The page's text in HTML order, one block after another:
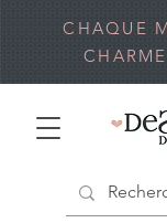
CHAQUE